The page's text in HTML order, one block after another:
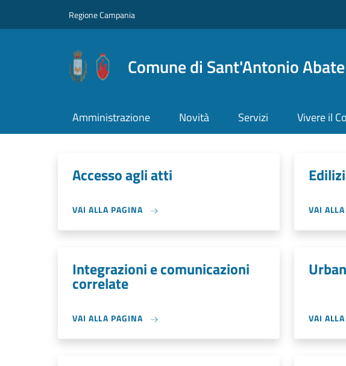
Regione Campania
Comune di Sant'Antonio Abate
Amministrazione Novità Servizi Vivere il
Accesso agli atti
VAI ALLA PAGINA VAI
Integrazioni e comunicazioni
correlate
VAI ALLA PAGINA VAI